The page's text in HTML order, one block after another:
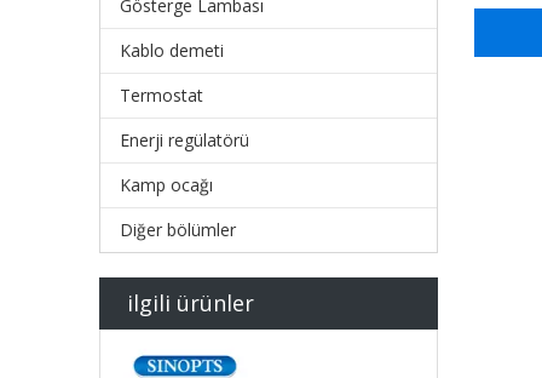
Gösterge Lambası
Kablo demeti
Termostat
Enerji regülatörü
Kamp ocağı
Diğer bölümler
ilgili ürünler